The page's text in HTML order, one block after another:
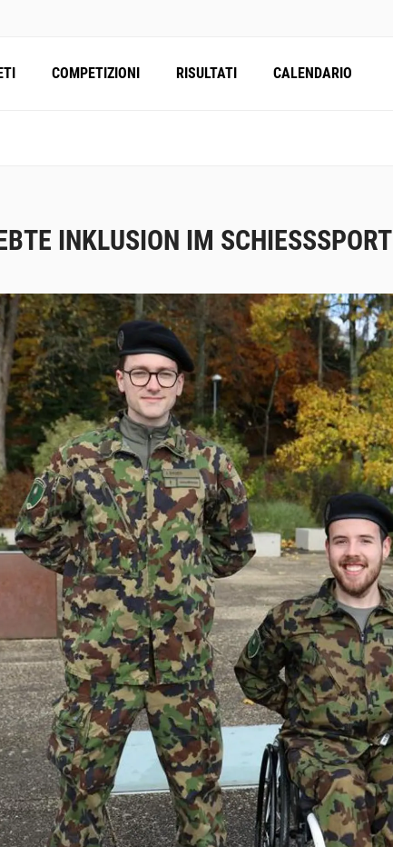
COMPETIZIONI RISULTATI CALENDARIO
INKLUSION IM SCHIESSSPORT